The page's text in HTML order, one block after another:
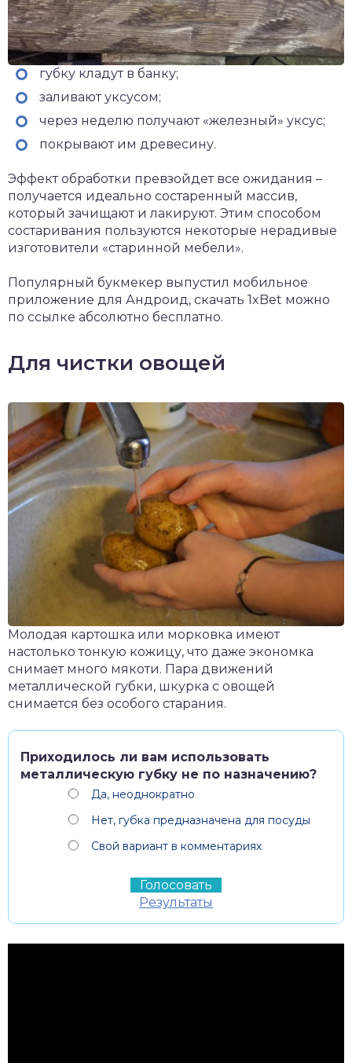
губку кладут в банку;
заливают уксусом;
через неделю получают «железный» уксус;
покрывают им древесину.
Эффект обработки превзойдет все ожидания –
получается идеально состаренный массив,
который зачищают и лакируют. Этим способом
состаривания пользуются некоторые нерадивые
изготовители «старинной мебели».
Популярный букмекер выпустил мобильное
приложение для Андроид, скачать 1xBet можно
по ссылке абсолютно бесплатно.
Для чистки овощей
Молодая картошка или морковка имеют
настолько тонкую кожицу, что даже экономка
снимает много мякоти. Пара движений
металлической губки, шкурка с овощей
снимается без особого старания.
Приходилось ли вам использовать
металлическую губку не по назначению?
Да, неоднократно
Нет, губка предназначена для посуды
Свой вариант в комментариях
Результаты